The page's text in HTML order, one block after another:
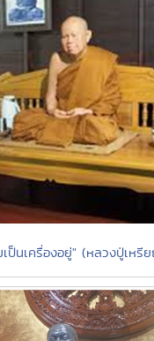
ป็นเครื่องอยู่" (หลวงปู่เหรี